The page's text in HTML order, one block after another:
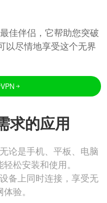
佳伴侣，它帮助您突破
以尽情地享受这个无界
求的应用
论是手机、平板、电脑
松安装和使用。
备上同时连接，享受无
验。